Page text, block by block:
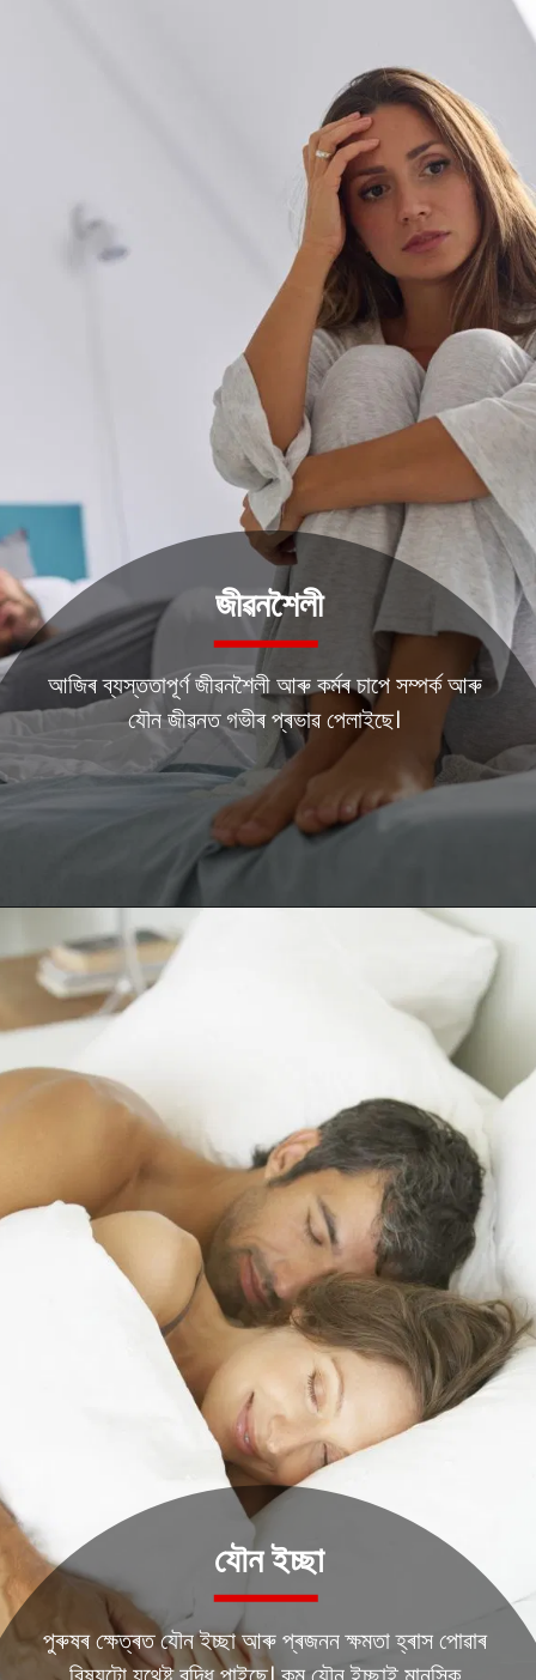
আজিৰ ব্যস্ততাপূৰ্ণ জীৱনশৈলী আৰু কৰ্মৰ চাপে সম্পৰ্ক আৰু
যৌন জীৱনত গভীৰ প্ৰভাৱ পেলাইছে।
জীৱনশৈলী
পুৰুষৰ ক্ষেত্ৰত যৌন ইচ্ছা আৰু প্ৰজনন ক্ষমতা হ্ৰাস পোৱাৰ
যৌন ইচ্ছা